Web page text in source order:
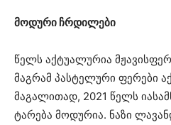
მოდური ჩრდილები
წელს აქტუალურია
მაგრამ პასტელური ფერები
მაგალითად, 2021 წელს
ტარება მოდურია. ნაზი